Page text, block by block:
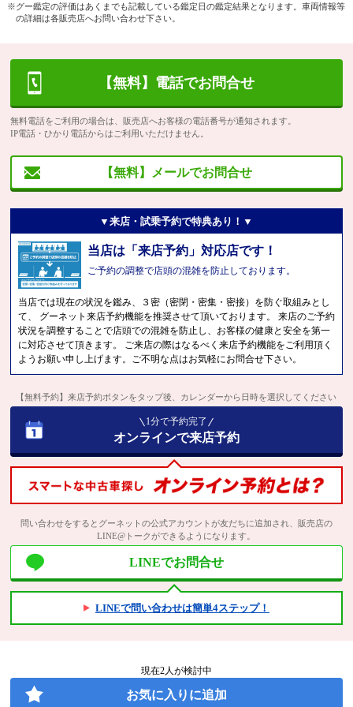
※グー鑑定の評価はあくまでも記載している鑑定日の鑑定結果となります。車両情報等
の詳細は各販売店へお問い合わせ下さい。
【無料】電話でお問合せ
無料電話をご利用の場合は、販売店へお客様の電話番号が通知されます。
IP電話・ひかり電話からはご利用いただけません。
【無料】メールでお問合せ
▼来店・試乗予約で特典あり！▼
当店は「来店予約」対応店です！
ご予約の調整で店頭の混雑を防止しております。
当店では現在の状況を鑑み、３密（密閉・密集・密接）を防ぐ取組みとし
て、 グーネット来店予約機能を推奨させて頂いております。 来店のご予約
状況を調整することで店頭での混雑を防止し、お客様の健康と安全を第一
に対応させて頂きます。 ご来店の際はなるべく来店予約機能をご利用頂く
ようお願い申し上げます。ご不明な点はお気軽にお問合せ下さい。
【無料予約】来店予約ボタンをタップ後、カレンダーから日時を選択してください
1分で予約完了
オンラインで来店予約
問い合わせをするとグーネットの公式アカウントが友だちに追加され、販売店の
LINE@トークができるようになります。
LINEでお問合せ
LINEで問い合わせは簡単4ステップ！
現在2人が検討中
お気に入りに追加